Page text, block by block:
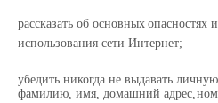
рассказать об основных опасностях
использования сети Интернет;
убедить никогда не выдавать
фамилию, имя, домашний адрес,